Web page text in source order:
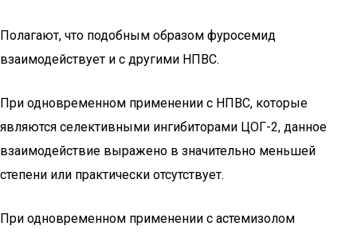
Полагают, что подобным образом фуросемид
взаимодействует и с другими НПВС.
При одновременном применении с НПВС, которые
являются селективными ингибиторами ЦОГ-2, данное
взаимодействие выражено в значительно меньшей
степени или практически отсутствует.
При одновременном применении с астемизолом